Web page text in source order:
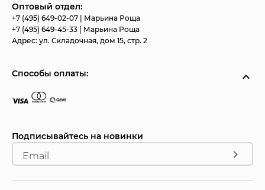
Оптовый отдел:
+7 (495) 649-02-07 | Марьина Роща
+7 (495) 649-45-33 | Марьина Роща
Адрес: ул. Складочная, дом 15, стр. 2
Способы оплаты:
Подписывайтесь на новинки
Email